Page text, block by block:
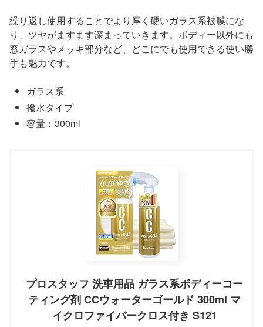
繰り返し使用することでより厚く硬いガラス系被膜にな
り、ツヤがますます深まっていきます。ボディー以外にも
窓ガラスやメッキ部分など、どこにでも使用できる使い勝
手も魅力です。
ガラス系
撥水タイプ
容量：300ml
プロスタッフ 洗車用品 ガラス系ボディーコー
ティング剤 CCウォーターゴールド 300ml マ
イクロファイバークロス付き S121